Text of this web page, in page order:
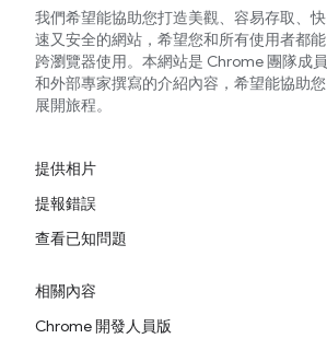
我們希望能協助您打造美觀、容易存取、快
速又安全的網站，希望您和所有使用者都能
跨瀏覽器使用。本網站是 Chrome 團隊成員
和外部專家撰寫的介紹內容，希望能協助您
展開旅程。
提供相片
提報錯誤
查看已知問題
相關內容
Chrome 開發人員版